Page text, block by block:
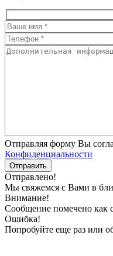
Отправляя форму Вы
Конфиденциальности
Отправлено!
Мы свяжемся с Вами в
Внимание!
Сообщение помечено как
Ошибка!
Попробуйте еще раз или